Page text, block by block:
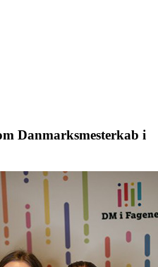
Danmarksmesterkab i